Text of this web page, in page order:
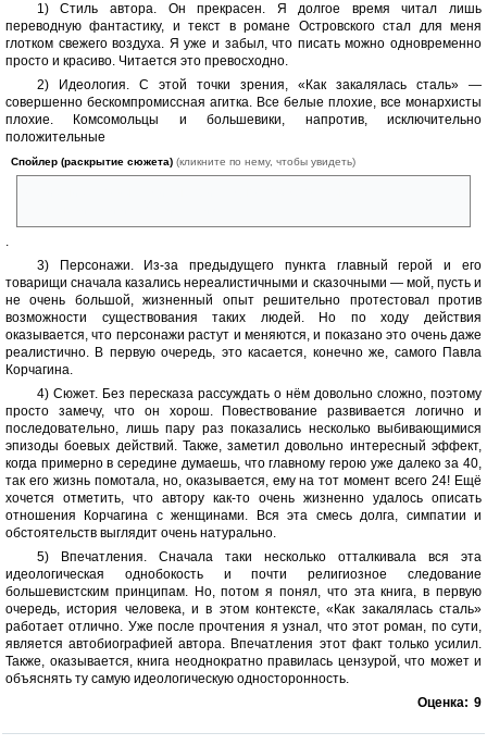
1) Стиль автора. Он прекрасен. Я долгое время читал лишь
переводную фантастику, и текст в романе Островского стал для меня
глотком свежего воздуха. Я уже и забыл, что писать можно одновременно
просто и красиво. Читается это превосходно.
2) Идеология. С этой точки зрения, «Как закалялась сталь» —
совершенно бескомпромиссная агитка. Все белые плохие, все монархисты
плохие. Комсомольцы и большевики, напротив, исключительно
положительные
Спойлер (раскрытие сюжета) (кликните по нему, чтобы увидеть)
.
3) Персонажи. Из-за предыдущего пункта главный герой и его
товарищи сначала казались нереалистичными и сказочными — мой, пусть и
не очень большой, жизненный опыт решительно протестовал против
возможности существования таких людей. Но по ходу действия
оказывается, что персонажи растут и меняются, и показано это очень даже
реалистично. В первую очередь, это касается, конечно же, самого Павла
Корчагина.
4) Сюжет. Без пересказа рассуждать о нём довольно сложно, поэтому
просто замечу, что он хорош. Повествование развивается логично и
последовательно, лишь пару раз показались несколько выбивающимися
эпизоды боевых действий. Также, заметил довольно интересный эффект,
когда примерно в середине думаешь, что главному герою уже далеко за 40,
так его жизнь помотала, но, оказывается, ему на тот момент всего 24! Ещё
хочется отметить, что автору как-то очень жизненно удалось описать
отношения Корчагина с женщинами. Вся эта смесь долга, симпатии и
обстоятельств выглядит очень натурально.
5) Впечатления. Сначала таки несколько отталкивала вся эта
идеологическая однобокость и почти религиозное следование
большевистским принципам. Но, потом я понял, что эта книга, в первую
очередь, история человека, и в этом контексте, «Как закалялась сталь»
работает отлично. Уже после прочтения я узнал, что этот роман, по сути,
является автобиографией автора. Впечатления этот факт только усилил.
Также, оказывается, книга неоднократно правилась цензурой, что может и
объяснять ту самую идеологическую односторонность.
Оценка: 9